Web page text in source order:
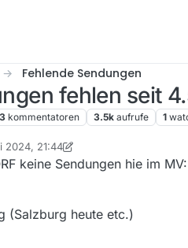
Fehlende Sendungen
fehlen seit
kommentatoren 3.5k aufrufe 1
2024, 21:44
MenchenSued
keine Sendungen hie im MV:
(Salzburg heute etc.)